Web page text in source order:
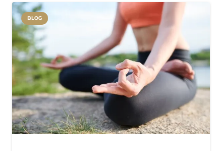
Accueil
Services
Boutique
Blog
Infos
BLOG